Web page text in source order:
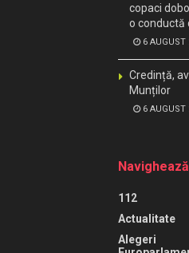
copaci
o conductă
6 AUGUST
Credință,
Munților
6 AUGUST
112
Actualitate
Alegeri